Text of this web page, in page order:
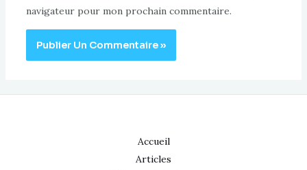
navigateur pour mon prochain commentaire.
Accueil
Articles